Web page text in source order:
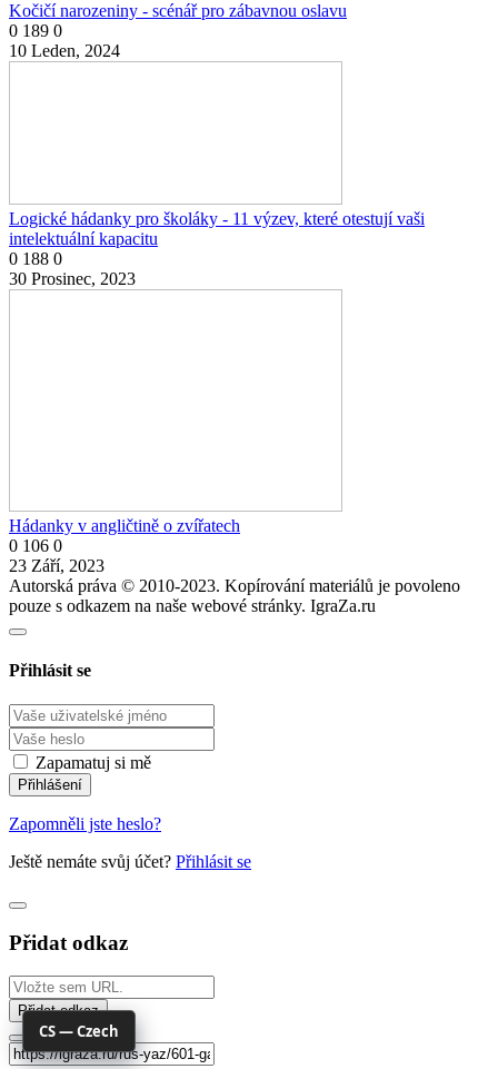
Kočičí narozeniny - scénář pro zábavnou oslavu
0 189 0
10 Leden, 2024
Logické hádanky pro školáky - 11 výzev, které otestují vaši
intelektuální kapacitu
0 188 0
30 Prosinec, 2023
Hádanky v angličtině o zvířatech
0 106 0
23 Září, 2023
Autorská práva © 2010-2023. Kopírování materiálů je povoleno
pouze s odkazem na naše webové stránky. IgraZa.ru
Přihlásit se
Zapamatuj si mě
Zapomněli jste heslo?
Ještě nemáte svůj účet? Přihlásit se
Přidat odkaz
Přidat odkaz
CS — Czech